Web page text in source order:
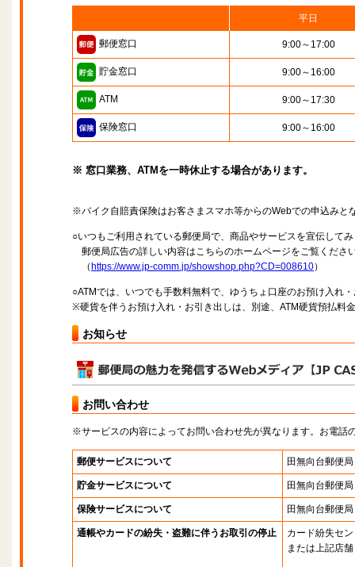
平日
郵便窓口 9:00～17:00
貯金窓口 9:00～16:00
ATM 9:00～17:30
保険窓口 9:00～16:00
※ 窓口業務、ATMを一時休止する場合があります。
※バイク自賠責保険はお客さまスマホ等からのWebでの申込みと
○いつもご利用されている郵便局で、商品やサービスを宣伝して
郵便局広告の詳しい内容はこちらのホームページをご覧くださ
（ https://www.jp-comm.jp/showshop.php?CD=008610）
○ATMでは、いつでも手数料無料で、ゆうちょ口座のお預け入れ
※硬貨を伴うお預け入れ・お引き出しは、別途、ATM硬貨預払料
お知らせ
お問い合わせ
※サービスの内容によってお問い合わせ先が異なります。お電話
郵便サービスについて 田無向台郵便局
貯金サービスについて 田無向台郵便局
保険サービスについて 田無向台郵便局
通帳やカードの紛失・盗難に伴うお取引の停止
カード紛失セ
または上記店舗